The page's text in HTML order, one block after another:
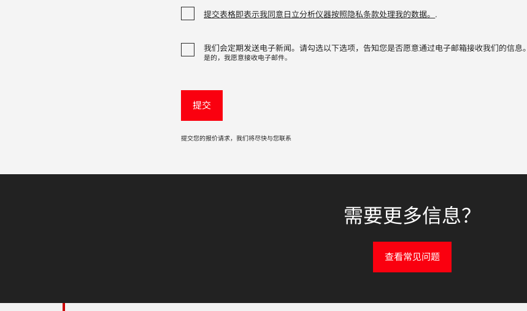
提交表格即表示我同意日立分析仪器按照隐私条款处理我的数据。 .
我们会定期发送电子新闻。请勾选以下选项，告知您是否愿意通过电子邮箱接收我们的信息。
是的，我愿意接收电子邮件。
提交您的报价请求，我们将尽快与您联系
需要更多信息？
查看常见问题